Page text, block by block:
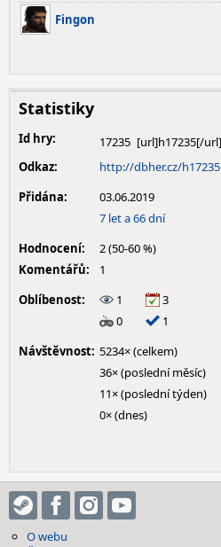
Fingon
Statistiky
Id hry:
17235
Odkaz:
http://dbher.cz/h17235
Přidána:
03.06.2019
7 let a 66 dní
Hodnocení:
2 (50-60 %)
Komentářů:
1
Oblíbenost:
1
3
0
1
Návštěvnost: 5234× (celkem)
36× (poslední měsíc)
11× (poslední týden)
0× (dnes)
O webu